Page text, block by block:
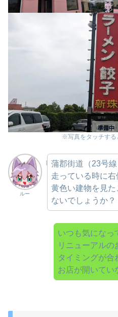
※写真をタッチする
ルー
蒲郡街道（23号線
走っている時に右
黄色い建物を見た
ないでしょうか？
いつも気になっ
リニューアルの
タイミングが合
お店が開いてい